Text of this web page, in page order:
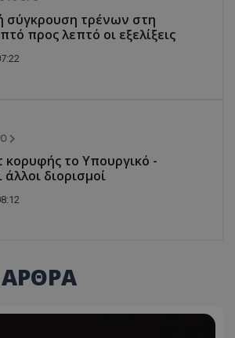
σύγκρουση τρένων στη
προς λεπτό οι εξελίξεις
το Υπουργικό -
άλλοι διορισμοί
ΑΡΘΡΑ